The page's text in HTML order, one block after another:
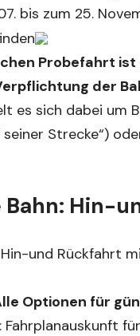
bis zum 25.
Probefahrt
der
es sich dabei um
Strecke“)
Bahn: Hin-
und Rückfahrt
Optionen für
Fahrplanauskunft